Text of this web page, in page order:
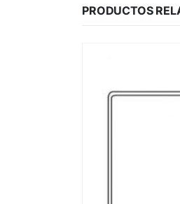
PRODUCTOS